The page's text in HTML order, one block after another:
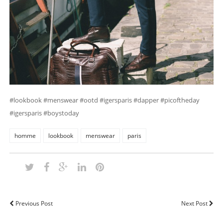
#lookbook #menswear #ootd #igersparis #dapper #picoftheday
#igersparis #boystoday
homme lookbook menswear paris
Previous Post Next Post